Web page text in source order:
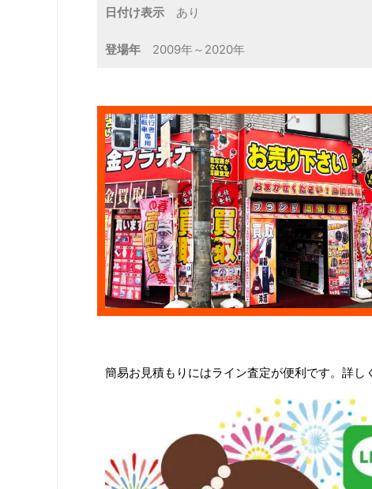
日付け表示 あり
登場年 2009年～2020年
簡易お見積もりにはライン査定が便利です。詳し